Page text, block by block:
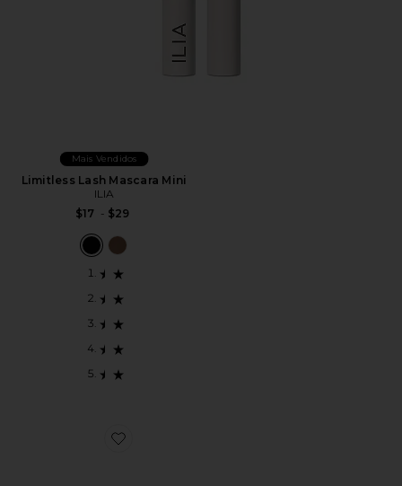
Mais Vendidos
Limitless Lash Mascara Mini
ILIA
$17 - $29
Favorite PALETA DE SOMBRAS ROSE EYESHADOW